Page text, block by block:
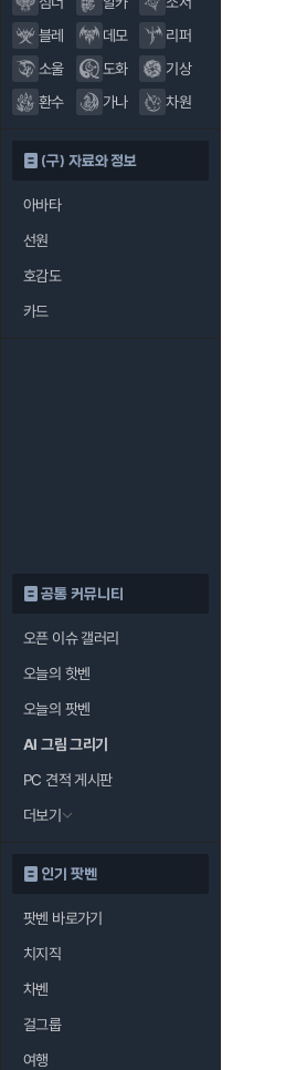
블레
데모
리퍼
소울
도화
기상
환수
가나 차원
(구) 자료와 정보
아바타
선원
호감도
카드
공통 커뮤니티
오픈 이슈 갤러리
오늘의 핫벤
오늘의 팟벤
AI 그림 그리기
PC 견적 게시판
더보기
인기 팟벤
팟벤 바로가기
치지직
차벤
걸그룹
여행